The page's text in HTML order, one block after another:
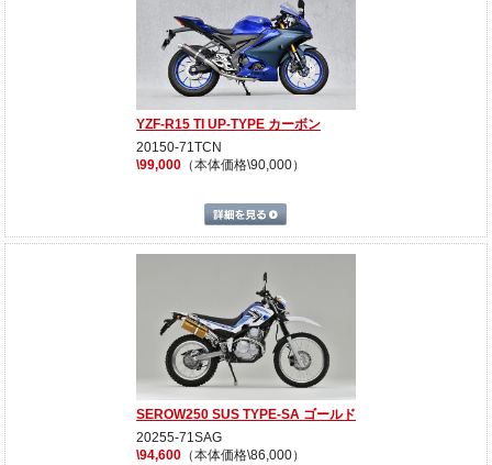
YZF-R15 TI UP-TYPE カーボン
20150-71TCN
\99,000（本体価格\90,000）
SEROW250 SUS TYPE-SA ゴールド
20255-71SAG
\94,600（本体価格\86,000）